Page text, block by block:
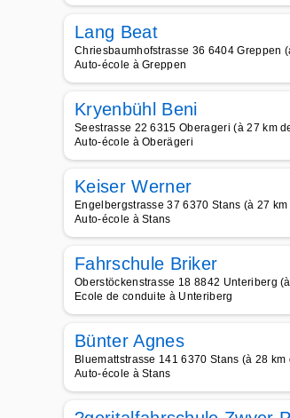
Lang Beat
Chriesbaumhofstrasse 36 6404 Greppen
Auto-école à Greppen
Kryenbühl Beni
Seestrasse 22 6315 Oberageri (à 27 km
Auto-école à Oberägeri
Keiser Werner
Engelbergstrasse 37 6370 Stans (à 27
Auto-école à Stans
Fahrschule Briker
Oberstöckenstrasse 18 8842 Unteriberg
Ecole de conduite à Unteriberg
Bünter Agnes
Bluemattstrasse 141 6370 Stans (à 28 km
Auto-école à Stans